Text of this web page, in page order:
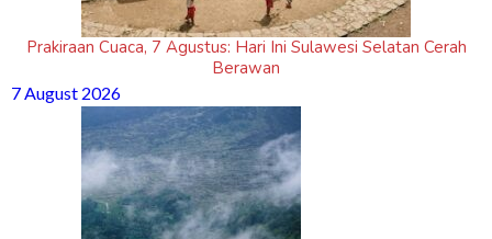
Prakiraan Cuaca, 7 Agustus: Hari Ini Sulawesi Selatan Cerah
Berawan
7 August 2026